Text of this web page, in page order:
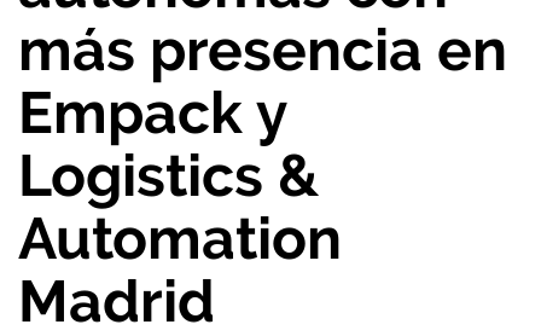
más presencia en
Empack y
Logistics &
Automation
Madrid